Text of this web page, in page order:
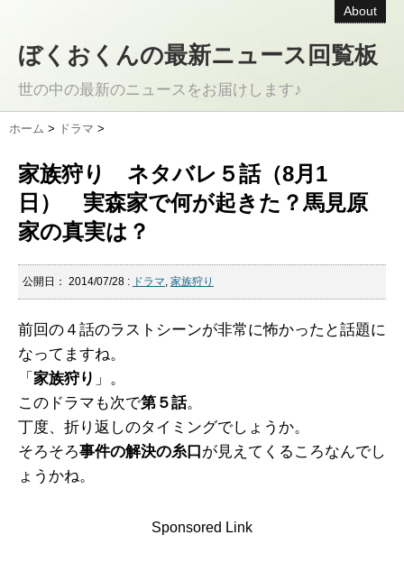
About
ぼくおくんの最新ニュース回覧板
世の中の最新のニュースをお届けします♪
ホーム > ドラマ >
家族狩り ネタバレ５話（8月1
日） 実森家で何が起きた？馬見原
家の真実は？
公開日： 2014/07/28 : ドラマ, 家族狩り
前回の４話のラストシーンが非常に怖かったと話題に
なってますね。
「 家族狩り 」。
このドラマも次で第５話。
丁度、折り返しのタイミングでしょうか。
そろそろ事件の解決の糸口が見えてくるころなんでし
ょうかね。
Sponsored Link